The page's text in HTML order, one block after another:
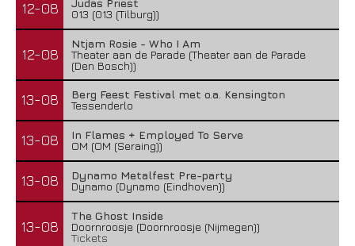
12-08
Judas Priest
013 (013 (Tilburg))
12-08
Ntjam Rosie - Who I Am
Theater aan de Parade (Theater aan de Parade
(Den Bosch))
13-08
Berg Feest Festival met o.a. Kensington
Tessenderlo
13-08
In Flames + Employed To Serve
OM (OM (Seraing))
13-08
Dynamo Metalfest Pre-party
Dynamo (Dynamo (Eindhoven))
13-08
The Ghost Inside
Doornroosje (Doornroosje (Nijmegen))
Tickets